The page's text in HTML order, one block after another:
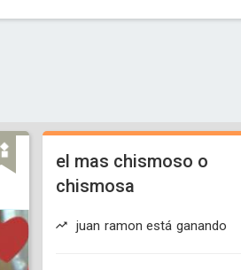
el mas chismoso o
chismosa
juan ramon está ganando